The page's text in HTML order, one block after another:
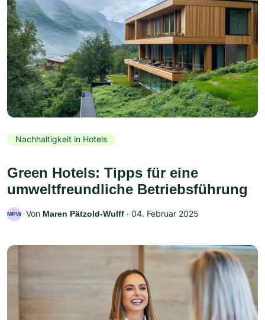
Nachhaltigkeit in Hotels
Green Hotels: Tipps für eine
umweltfreundliche Betriebsführung
MPW Von Maren Pätzold-Wulff ‧ 04. Februar 2025